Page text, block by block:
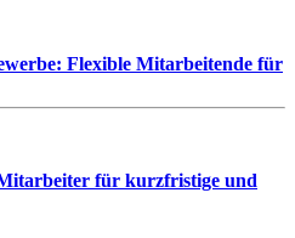
Flexible Mitarbeitende für
für kurzfristige und